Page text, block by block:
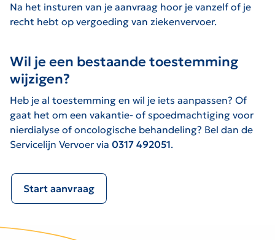
Na het insturen van je aanvraag hoor je vanzelf of je
recht hebt op vergoeding van ziekenvervoer.
Wil je een bestaande toestemming
wijzigen?
Heb je al toestemming en wil je iets aanpassen? Of
gaat het om een vakantie- of spoedmachtiging voor
nierdialyse of oncologische behandeling? Bel dan de
Servicelijn Vervoer via 0317 492051.
Start aanvraag